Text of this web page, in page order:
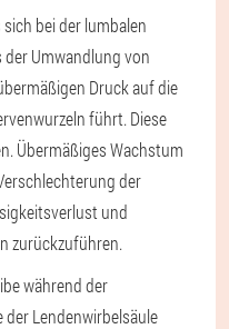
bei der lumbalen
Umwandlung von
Druck auf die
führt. Diese
Übermäßiges Wachstum
der
und
zurückzuführen.
während der
Lendenwirbelsäule